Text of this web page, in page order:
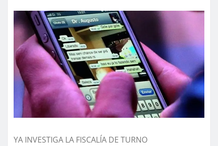
YA INVESTIGA LA FISCALÍA DE TURNO